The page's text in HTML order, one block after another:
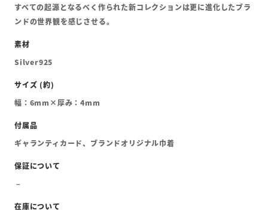
すべての起源となるべく作られた新コレクションは更に進化したブラ
ンドの世界観を感じさせる。
Silver925
幅：6mm×厚み：4mm
ギャランティカード、ブランドオリジナル巾着